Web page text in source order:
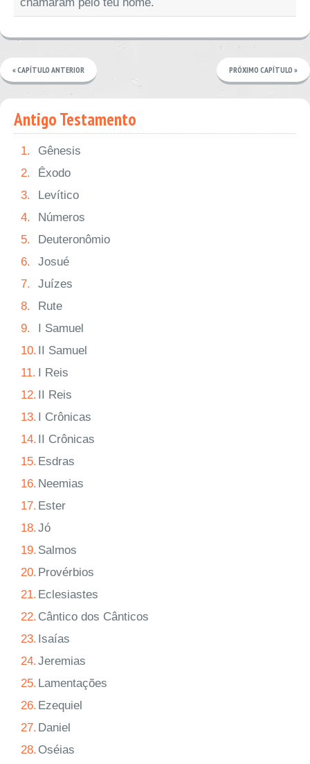
« CAPÍTULO ANTERIOR PRÓXIMO CAPÍTULO »
Antigo Testamento
1.
Gênesis
2.
Êxodo
3.
Levítico
4.
Números
5.
Deuteronômio
6.
Josué
7.
Juízes
8.
Rute
9.
I Samuel
10. II Samuel
11. I Reis
12. II Reis
13. I Crônicas
14. II Crônicas
15. Esdras
16. Neemias
17. Ester
18.Jó
19. Salmos
20. Provérbios
21. Eclesiastes
22. Cântico dos Cânticos
23. Isaías
24.Jeremias
25. Lamentações
26. Ezequiel
27. Daniel
28. Oséias